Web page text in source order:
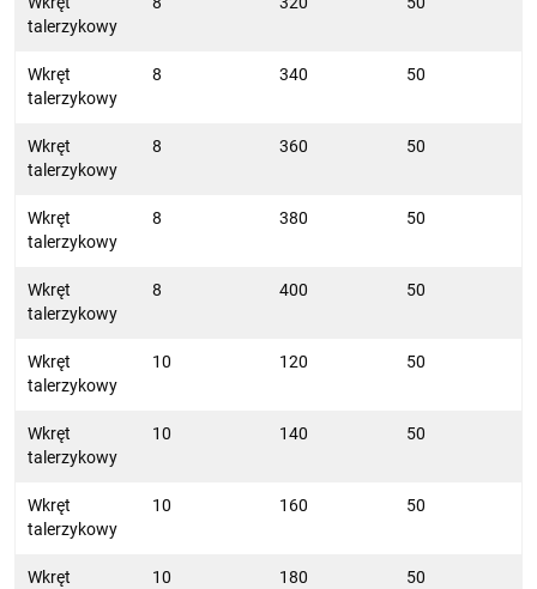
talerzykowy
Wkręt
talerzykowy
8 340 50
Wkręt
talerzykowy
8 360 50
Wkręt
talerzykowy
8 380 50
Wkręt
talerzykowy
8 400 50
Wkręt
talerzykowy
10 120 50
Wkręt
talerzykowy
10 140 50
Wkręt
talerzykowy
10 160 50
Wkręt
10 180 50